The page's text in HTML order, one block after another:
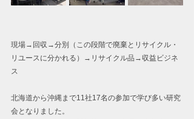
現場→回収→分別（この段階で廃棄とリサイクル・
リユースに分かれる）→リサイクル品→収益ビジネ
ス
北海道から沖縄まで11社17名の参加で学び多い研究
会となりました。